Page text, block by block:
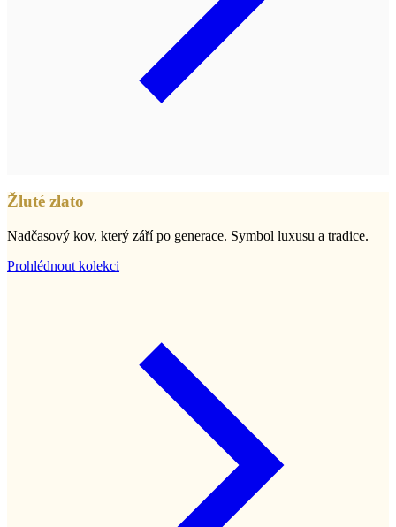
Žluté zlato
Nadčasový kov, který září po generace. Symbol luxusu a tradice.
Prohlédnout kolekci